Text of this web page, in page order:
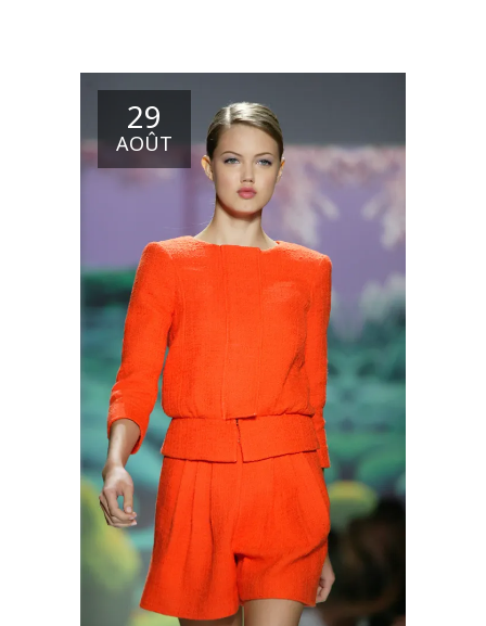
29
AOÛT